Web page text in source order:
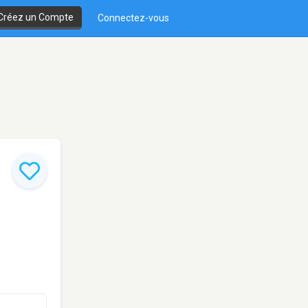
un Compte Connectez-vous